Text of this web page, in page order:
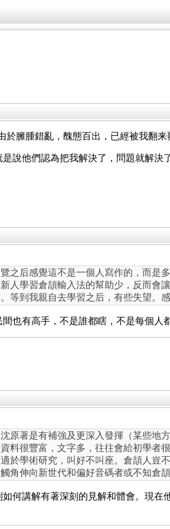
臃腫錯亂，醜態百出，已經被我翻来
說他們認為把我解決了，問題就解決
之后感覺這不是一個人寫作的，而是
人學習倉頡輸入法的幫助少，反而會
等到我親自去學習之后，有些失望。
也有高手，不是誰都瞎，不是每個人
原著是有補強及更深入發揮（某些地
料很豐富，文字多，往往會給初學者
於學術研究，叫好不叫座。倉頡人豈
角伸向新世代和偏好音碼者或不知倉頡
何講解有著深刻的見解和體會。現